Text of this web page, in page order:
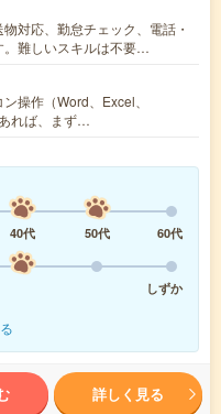
対応、勤怠チェック、電話・
。難しいスキルは不要…
操作（Word、Excel、
れば、まず…
40代 50代
60代
しずか
詳しく見る